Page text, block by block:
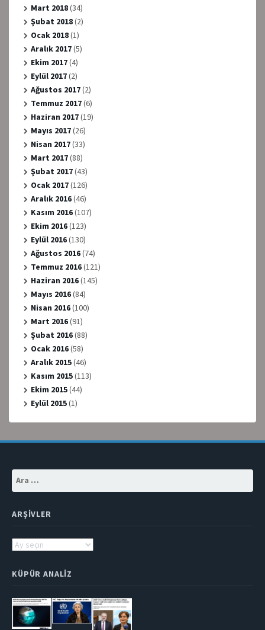
Mart 2018(34)
Şubat 2018(2)
Ocak 2018(1)
Aralık 2017(5)
Ekim 2017(4)
Eylül 2017(2)
Ağustos 2017(2)
Temmuz 2017(6)
Haziran 2017(19)
Mayıs 2017(26)
Nisan 2017(33)
Mart 2017(88)
Şubat 2017(43)
Ocak 2017(126)
Aralık 2016(46)
Kasım 2016(107)
Ekim 2016(123)
Eylül 2016(130)
Ağustos 2016(74)
Temmuz 2016(121)
Haziran 2016(145)
Mayıs 2016(84)
Nisan 2016(100)
Mart 2016(91)
Şubat 2016(88)
Ocak 2016(58)
Aralık 2015(46)
Kasım 2015(113)
Ekim 2015(44)
Eylül 2015(1)
Arama:
ARŞIVLER
Arşivler
KÜPÜR ANALIZ